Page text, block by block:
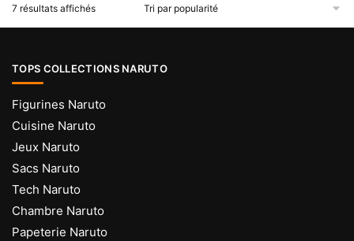
peuvent
être
sur
la
page
du
produit
7 résultats affichésTrié
TOPS COLLECTIONS NARUTO
Figurines Naruto
Cuisine Naruto
Jeux Naruto
Sacs Naruto
Tech Naruto
Chambre Naruto
Papeterie Naruto